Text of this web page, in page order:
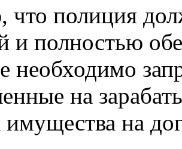
что полиция
и полностью
необходимо
на
имущества на